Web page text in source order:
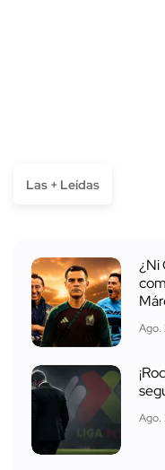
Las + Leídas
¿Ni
Ago.
Ago.